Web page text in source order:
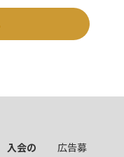
入会の
広告募